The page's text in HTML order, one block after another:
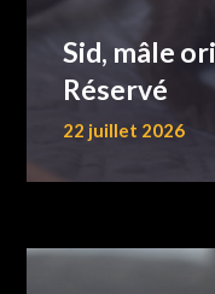
Sid, mâle
Réservé
22 juillet 2026